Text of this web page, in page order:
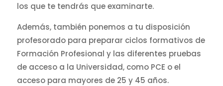
los que te tendrás que examinarte.
Además, también ponemos a tu disposición
profesorado para preparar ciclos formativos de
Formación Profesional y las diferentes pruebas
de acceso a la Universidad, como PCE o el
acceso para mayores de 25 y 45 años.